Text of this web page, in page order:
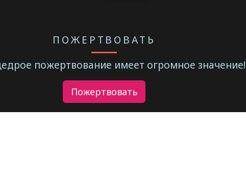
ПОЖЕРТВОВАТЬ
пожертвование имеет огромное значение!
Пожертвовать